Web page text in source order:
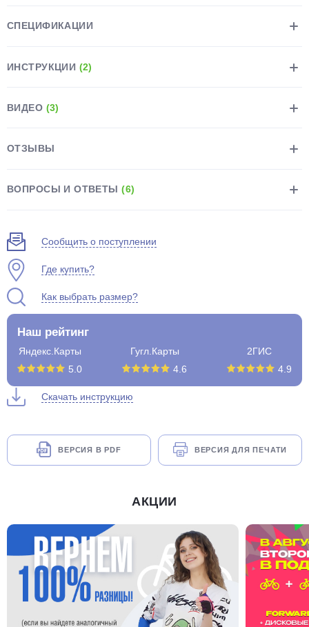
СПЕЦИФИКАЦИИ
ИНСТРУКЦИИ (2)
ВИДЕО (3)
ОТЗЫВЫ
ВОПРОСЫ И ОТВЕТЫ(6)
Сообщить о поступлении
Где купить?
Как выбрать размер?
Наш рейтинг
Яндекс.Карты
5.0
Гугл.Карты
4.6
2ГИС
4.9
Скачать инструкцию
ВЕРСИЯ В PDF ВЕРСИЯ ДЛЯ ПЕЧАТИ
АКЦИИ